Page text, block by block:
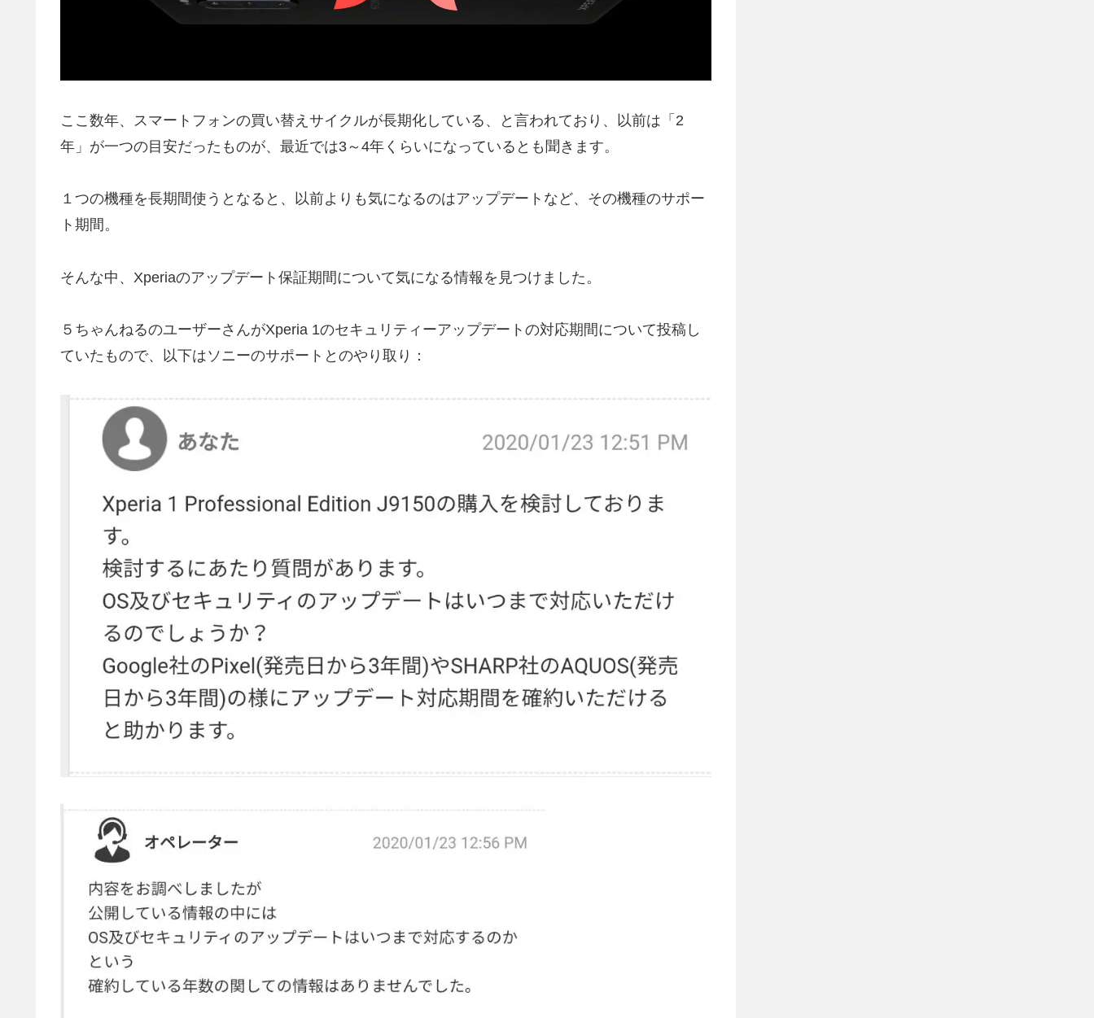
ここ数年、スマートフォンの買い替えサイクルが長期化している、と言われており、以前は「2
年」が一つの目安だったものが、最近では3～4年くらいになっているとも聞きます。
１つの機種を長期間使うとなると、以前よりも気になるのはアップデートなど、その機種のサポー
ト期間。
そんな中、Xperiaのアップデート保証期間について気になる情報を見つけました。
５ちゃんねるのユーザーさんがXperia 1のセキュリティーアップデートの対応期間について投稿し
ていたもので、以下はソニーのサポートとのやり取り：